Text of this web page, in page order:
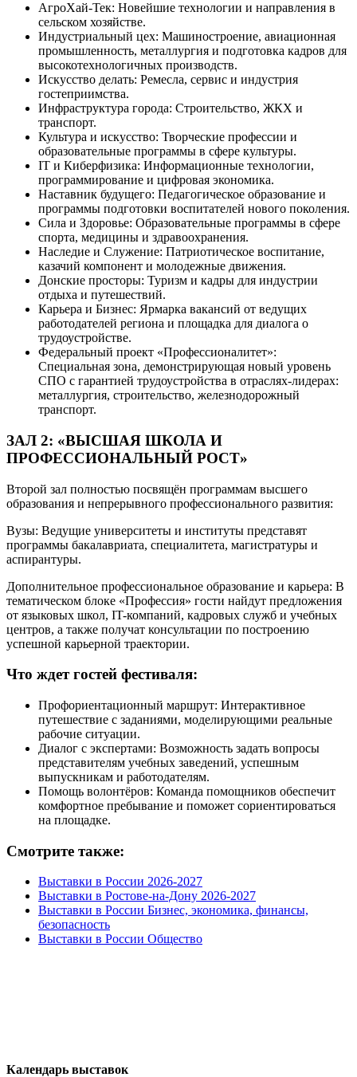
АгроХай-Тек: Новейшие технологии и направления в
сельском хозяйстве.
Индустриальный цех: Машиностроение, авиационная
промышленность, металлургия и подготовка кадров для
высокотехнологичных производств.
Искусство делать: Ремесла, сервис и индустрия
гостеприимства.
Инфраструктура города: Строительство, ЖКХ и
транспорт.
Культура и искусство: Творческие профессии и
образовательные программы в сфере культуры.
IT и Киберфизика: Информационные технологии,
программирование и цифровая экономика.
Наставник будущего: Педагогическое образование и
программы подготовки воспитателей нового поколения.
Сила и Здоровье: Образовательные программы в сфере
спорта, медицины и здравоохранения.
Наследие и Служение: Патриотическое воспитание,
казачий компонент и молодежные движения.
Донские просторы: Туризм и кадры для индустрии
отдыха и путешествий.
Карьера и Бизнес: Ярмарка вакансий от ведущих
работодателей региона и площадка для диалога о
трудоустройстве.
Федеральный проект «Профессионалитет»:
Специальная зона, демонстрирующая новый уровень
СПО с гарантией трудоустройства в отраслях-лидерах:
металлургия, строительство, железнодорожный
транспорт.
ЗАЛ 2: «ВЫСШАЯ ШКОЛА И
ПРОФЕССИОНАЛЬНЫЙ РОСТ»
Второй зал полностью посвящён программам высшего
образования и непрерывного профессионального развития:
Вузы: Ведущие университеты и институты представят
программы бакалавриата, специалитета, магистратуры и
аспирантуры.
Дополнительное профессиональное образование и карьера: В
тематическом блоке «Профессия» гости найдут предложения
от языковых школ, IT-компаний, кадровых служб и учебных
центров, а также получат консультации по построению
успешной карьерной траектории.
Что ждет гостей фестиваля:
Профориентационный маршрут: Интерактивное
путешествие с заданиями, моделирующими реальные
рабочие ситуации.
Диалог с экспертами: Возможность задать вопросы
представителям учебных заведений, успешным
выпускникам и работодателям.
Помощь волонтёров: Команда помощников обеспечит
комфортное пребывание и поможет сориентироваться
на площадке.
Смотрите также:
Выставки в России 2026-2027
Выставки в Ростове-на-Дону 2026-2027
Выставки в России Бизнес, экономика, финансы,
безопасность
Выставки в России Общество
Календарь выставок